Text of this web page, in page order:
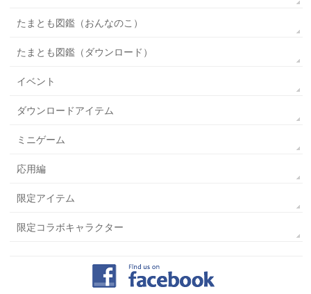
たまとも図鑑（おんなのこ）
たまとも図鑑（ダウンロード）
イベント
ダウンロードアイテム
ミニゲーム
応用編
限定アイテム
限定コラボキャラクター